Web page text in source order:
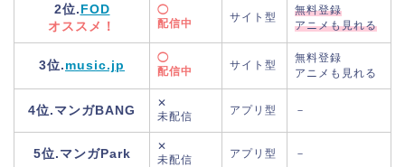
2位.FOD
オススメ！
◯
配信中
サイト型
無料登録
アニメも見れる
3位.music.jp
◯
配信中
サイト型
無料登録
アニメも見れる
4位.マンガBANG
✕
未配信
アプリ型 －
5位.マンガPark
✕
未配信
アプリ型 －